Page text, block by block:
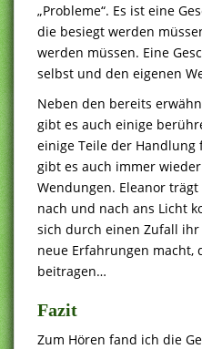
„Probleme“. Es ist eine
die besiegt werden
werden müssen. Eine
selbst und den eigenen
Neben den bereits
gibt es auch einige
einige Teile der
gibt es auch immer
Wendungen. Eleanor
nach und nach ans Licht
sich durch einen Zufall
neue Erfahrungen macht,
beitragen…
Fazit
Zum Hören fand ich die